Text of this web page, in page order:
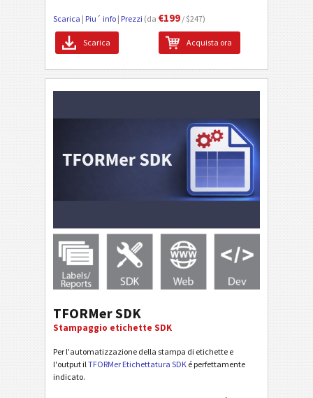
Scarica | Piu´ info | Prezzi (da €199 / $247)
Scarica Acquista ora
TFORMer SDK
Stampaggio etichette SDK
Per l'automatizzazione della stampa di etichette e
l'output ilTFORMer Etichettatura SDK é perfettamente
indicato.